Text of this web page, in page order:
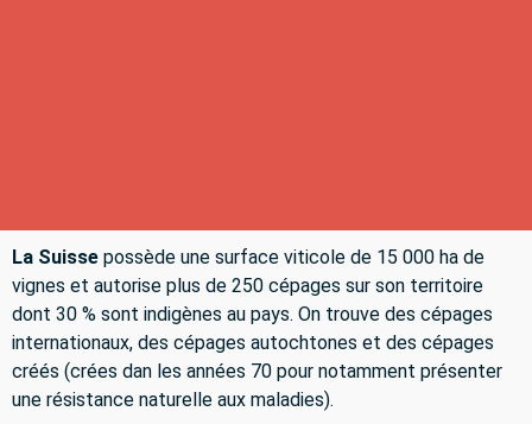
La Suisse possède une surface viticole de 15 000 ha de
vignes et autorise plus de 250 cépages sur son territoire
dont 30 % sont indigènes au pays. On trouve des cépages
internationaux, des cépages autochtones et des cépages
créés (crées dan les années 70 pour notamment présenter
une résistance naturelle aux maladies).